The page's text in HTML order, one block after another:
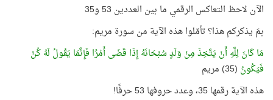
الآن لاحظ التعاكس الرقمي ما بين العددين 53 و35
بمَ يذكركم هذا؟ تأمّلوا هذه الآية من سورة مريم:
مَا كَانَ لِلَّهِ أَنْ يَتَّخِذَ مِنْ وَلَدٍ سُبْحَانَهُ إِذَا قَضَى أَمْرًا فَإِنَّمَا يَقُولُ لَهُ كُنْ
فَيَكُونُ (35) مريم
هذه الآية رقمها 35، وعدد حروفها 53 حرفًا!